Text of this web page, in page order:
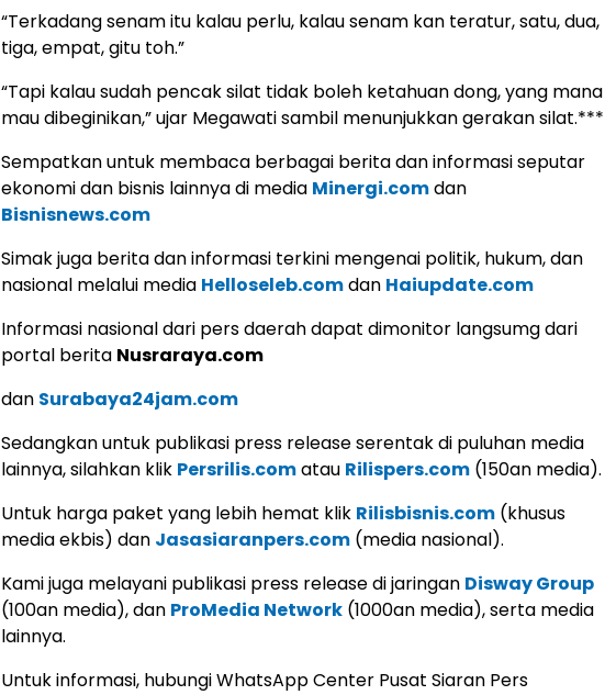
“Terkadang senam itu kalau perlu, kalau senam kan teratur, satu, dua,
tiga, empat, gitu toh.”
“Tapi kalau sudah pencak silat tidak boleh ketahuan dong, yang mana
mau dibeginikan,” ujar Megawati sambil menunjukkan gerakan silat.***
Sempatkan untuk membaca berbagai berita dan informasi seputar
ekonomi dan bisnis lainnya di media Minergi.comdan
Bisnisnews.com
Simak juga berita dan informasi terkini mengenai politik, hukum, dan
nasional melalui media Helloseleb.comdan Haiupdate.com
Informasi nasional dari pers daerah dapat dimonitor langsumg dari
portal berita Nusraraya.com
dan Surabaya24jam.com
Sedangkan untuk publikasi press release serentak di puluhan media
lainnya, silahkan klik Persrilis.comatau Rilispers.com (150an media).
Untuk harga paket yang lebih hemat klik Rilisbisnis.com (khusus
media ekbis) dan Jasasiaranpers.com (media nasional).
Kami juga melayani publikasi press release di jaringan Disway Group
(100an media), dan ProMedia Network (1000an media), serta media
lainnya.
Untuk informasi, hubungi WhatsApp Center Pusat Siaran Pers